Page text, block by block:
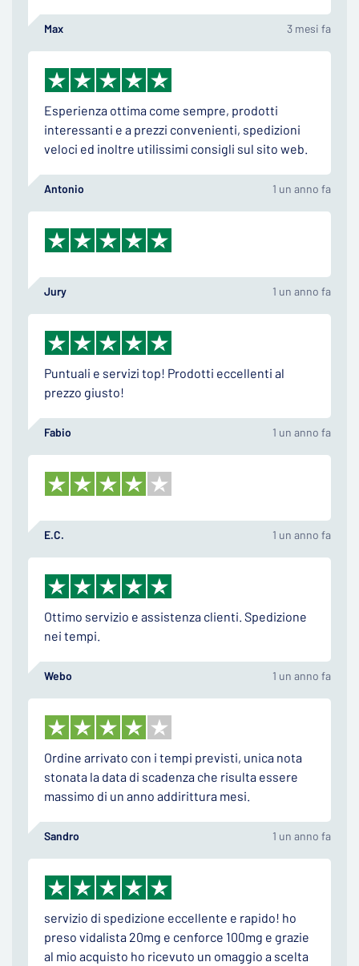
Max 3 mesi fa
Esperienza ottima come sempre, prodotti
interessanti e a prezzi convenienti, spedizioni
veloci ed inoltre utilissimi consigli sul sito web.
Antonio 1 un anno fa
Jury 1 un anno fa
Puntuali e servizi top! Prodotti eccellenti al
prezzo giusto!
Fabio 1 un anno fa
E.C. 1 un anno fa
Ottimo servizio e assistenza clienti. Spedizione
nei tempi.
Webo 1 un anno fa
Ordine arrivato con i tempi previsti, unica nota
stonata la data di scadenza che risulta essere
massimo di un anno addirittura mesi.
Sandro 1 un anno fa
servizio di spedizione eccellente e rapido! ho
preso vidalista 20mg e cenforce 100mg e grazie
al mio acquisto ho ricevuto un omaggio a scelta